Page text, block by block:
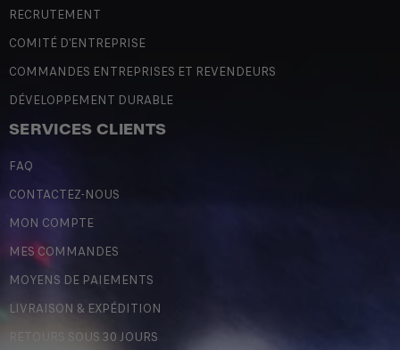
RECRUTEMENT
COMITÉ D'ENTREPRISE
COMMANDES ENTREPRISES ET REVENDEURS
DÉVELOPPEMENT DURABLE
SERVICES CLIENTS
FAQ
CONTACTEZ-NOUS
MON COMPTE
MES COMMANDES
MOYENS DE PAIEMENTS
LIVRAISON & EXPÉDITION
RETOURS SOUS 30 JOURS